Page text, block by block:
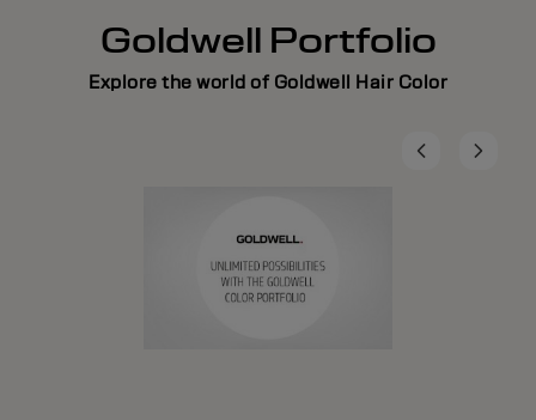
Goldwell Portfolio
Explore the world of Goldwell Hair Color